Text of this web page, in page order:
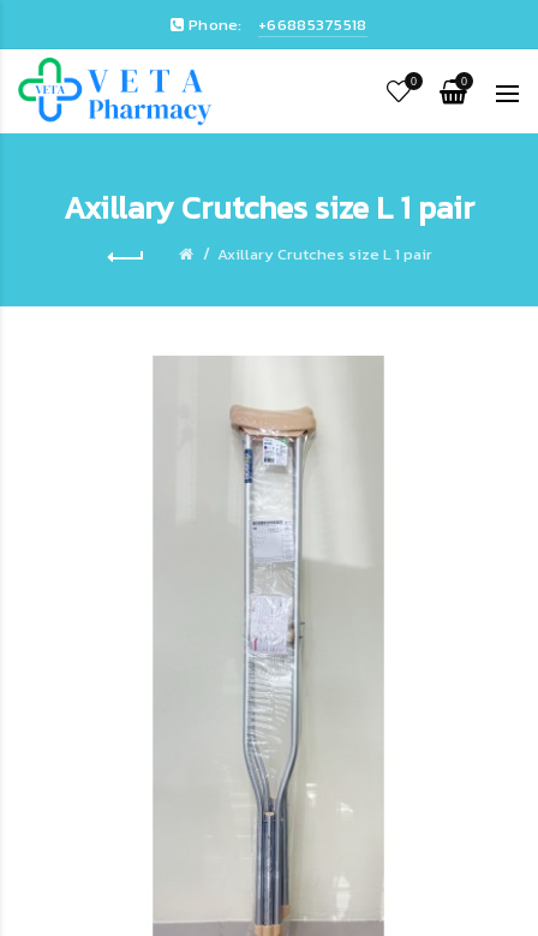
Phone: +66885375518
0 0
Axillary Crutches size L 1 pair
Axillary Crutches size L 1 pair